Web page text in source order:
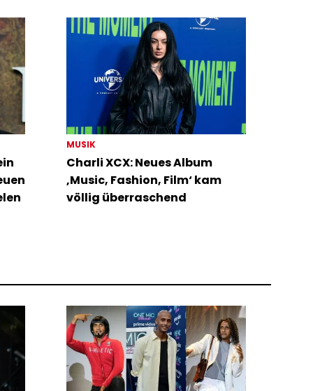
MUSIK
Charli XCX: Neues Album
‚Music, Fashion, Film‘ kam
völlig überraschend